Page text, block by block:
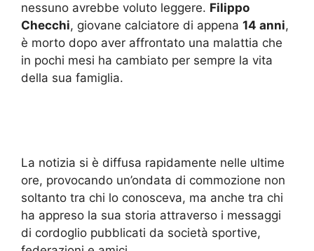
nessuno avrebbe voluto leggere. Filippo
Checchi, giovane calciatore di appena 14 anni,
è morto dopo aver affrontato una malattia che
in pochi mesi ha cambiato per sempre la vita
della sua famiglia.
La notizia si è diffusa rapidamente nelle ultime
ore, provocando un’ondata di commozione non
soltanto tra chi lo conosceva, ma anche tra chi
ha appreso la sua storia attraverso i messaggi
di cordoglio pubblicati da società sportive,